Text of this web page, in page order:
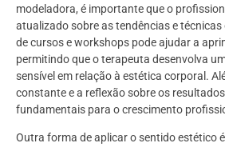
modeladora, é importante que o
atualizado sobre as tendências e
de cursos e workshops pode ajudar a
permitindo que o terapeuta desenvolva
sensível em relação à estética corporal.
constante e a reflexão sobre os
fundamentais para o crescimento
Outra forma de aplicar o sentido estético